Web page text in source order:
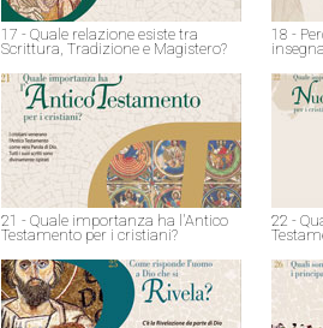
17 - Quale relazione esiste tra
Scrittura, Tradizione e Magistero?
18 -
21 - Quale importanza ha l'Antico
Testamento per i cristiani?
22 -